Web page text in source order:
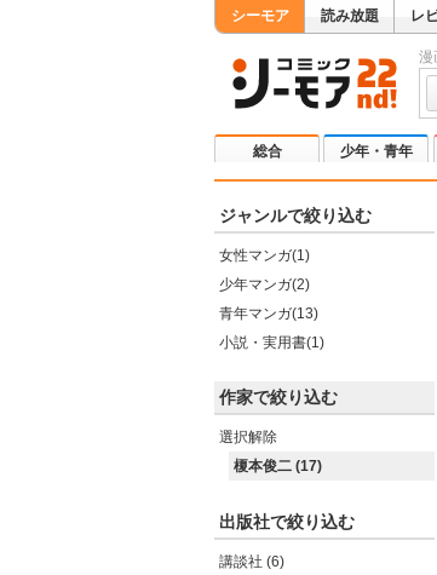
シーモア 読み放題 レ
漫
総合 少年・青年
ジャンルで絞り込む
女性マンガ(1)
少年マンガ(2)
青年マンガ(13)
小説・実用書(1)
作家で絞り込む
選択解除
榎本俊二 (17)
出版社で絞り込む
講談社 (6)